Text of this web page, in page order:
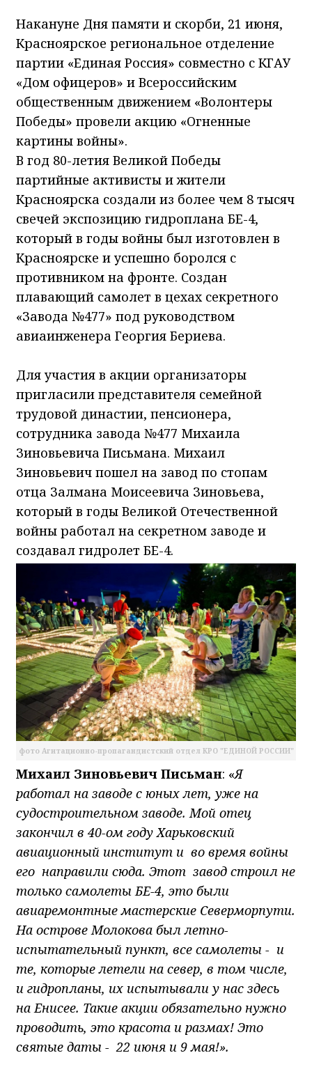
Накануне Дня памяти и скорби, 21 июня,
Красноярское региональное отделение
партии «Единая Россия» совместно с КГАУ
«Дом офицеров» и Всероссийским
общественным движением «Волонтеры
Победы» провели акцию «Огненные
картины войны».
В год 80-летия Великой Победы
партийные активисты и жители
Красноярска создали из более чем 8 тысяч
свечей экспозицию гидроплана БЕ-4,
который в годы войны был изготовлен в
Красноярске и успешно боролся с
противником на фронте. Создан
плавающий самолет в цехах секретного
«Завода №477» под руководством
авиаинженера Георгия Бериева.
Для участия в акции организаторы
пригласили представителя семейной
трудовой династии, пенсионера,
сотрудника завода №477 Михаила
Зиновьевича Письмана. Михаил
Зиновьевич пошел на завод по стопам
отца Залмана Моисеевича Зиновьева,
который в годы Великой Отечественной
войны работал на секретном заводе и
создавал гидролет БЕ-4.
фото Агитационно-пропагандистский отдел КРО "ЕДИНОЙ РОССИИ"
Михаил Зиновьевич Письман: «Я
работал на заводе с юных лет, уже на
судостроительном заводе. Мой отец
закончил в 40-ом году Харьковский
авиационный институт и во время войны
его направили сюда. Этот завод строил не
только самолеты БЕ-4, это были
авиаремонтные мастерские Северморпути.
На острове Молокова был летно-
испытательный пункт, все самолеты - и
те, которые летели на север, в том числе,
и гидропланы, их испытывали у нас здесь
на Енисее. Такие акции обязательно нужно
проводить, это красота и размах! Это
святые даты - 22 июня и 9 мая!».